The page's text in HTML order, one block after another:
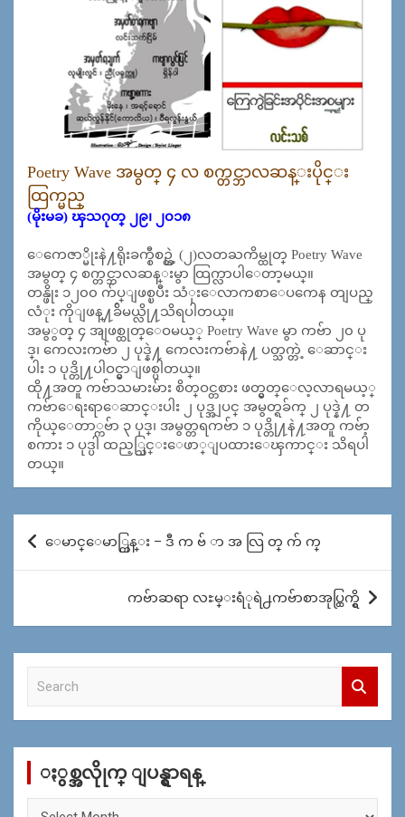
Poetry Wave အမွတ္ ၄ လ စက္တင္ဘာလဆန္းပိုင္း
ထြက္မည္
(မိုးမခ) ၾသဂုတ္ ၂၉၊ ၂၀၁၈
ေကေဇာ္မိုးနဲ႔ရိုးခက္စီစဥ္တဲ့ (၂)လတႀကိမ္ထုတ္ Poetry Wave
အမွတ္ ၄ စက္တင္ဘာလဆန္းမွာ ထြက္လာပါေတာ့မယ္။
တန္ဖိုး ၁၂၀၀ က်ပ္ျဖစ္ၿပီး သံုးေလာကစာေပကေန တျပည္
လံုး ကိုျဖန္႔ခ်ိမယ္လို႔သိရပါတယ္။
အမွွတ္ ၄ အျဖစ္ထုတ္ေဝမယ့္ Poetry Wave မွာ ကဗ်ာ ၂၀ ပု
ဒ္၊ ကေလးကဗ်ာ ၂ ပုဒ္နဲ႔ ကေလးကဗ်ာနဲ႔ ပတ္သက္တဲ့ ေဆာင္း
ပါး ၁ ပုဒ္တို႔ပါဝင္မွာျဖစ္ပါတယ္။
ထို႔အတူ ကဗ်ာသမားမ်ား စိတ္ဝင္တစား ဖတ္မွတ္ေလ့လာရမယ့္
ကဗ်ာေရးရာေဆာင္းပါး ၂ ပုဒ္အျပင္ အမွတ္ရခ်က္ ၂ ပုဒ္နဲ႔ တ
ကိုယ္ေတာ္ကဗ်ာ ၃ ပုဒ္၊ အမွတ္တရကဗ်ာ ၁ ပုဒ္တို႔နဲ႔အတူ ကဗ်ာ့
စကား ၁ ပုဒ္ပါ ထည့္သြင္းေဖာ္ျပထားေၾကာင္း သိရပါ
တယ္။
Post
navigation
ေမာင္ေမာ္ကြန္း – ဒီ က ဗ် ာ အ လြ တ္ က် က္
ကဗ်ာဆရာ လႊမ္းရံုရဲ႕ကဗ်ာစာအုပ္ထြက္ရွိ
c
ႏွစ္အလိုုက္ ျပန္ရွာရန္